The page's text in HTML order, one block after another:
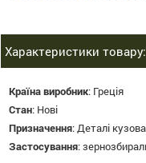
Характеристики товару:
Країна виробник: Греція
Стан: Нові
Призначення:Деталі кузова
Застосування: